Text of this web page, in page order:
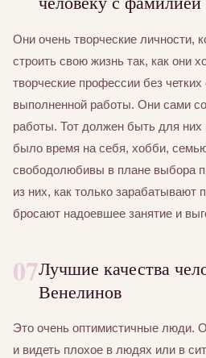
Они очень творческие личности,
строить свою жизнь так, как они
творческие профессии без
выполненной работы. Они сами
работы. Тот должен быть для них
было время на себя, хобби,
свободолюбивы в плане выбора
из них, как только зарабатывают
бросают надоевшее занятие и
07Лучшие качества
Венелинов
Это очень оптимистичные люди.
и видеть плохое в людях или в